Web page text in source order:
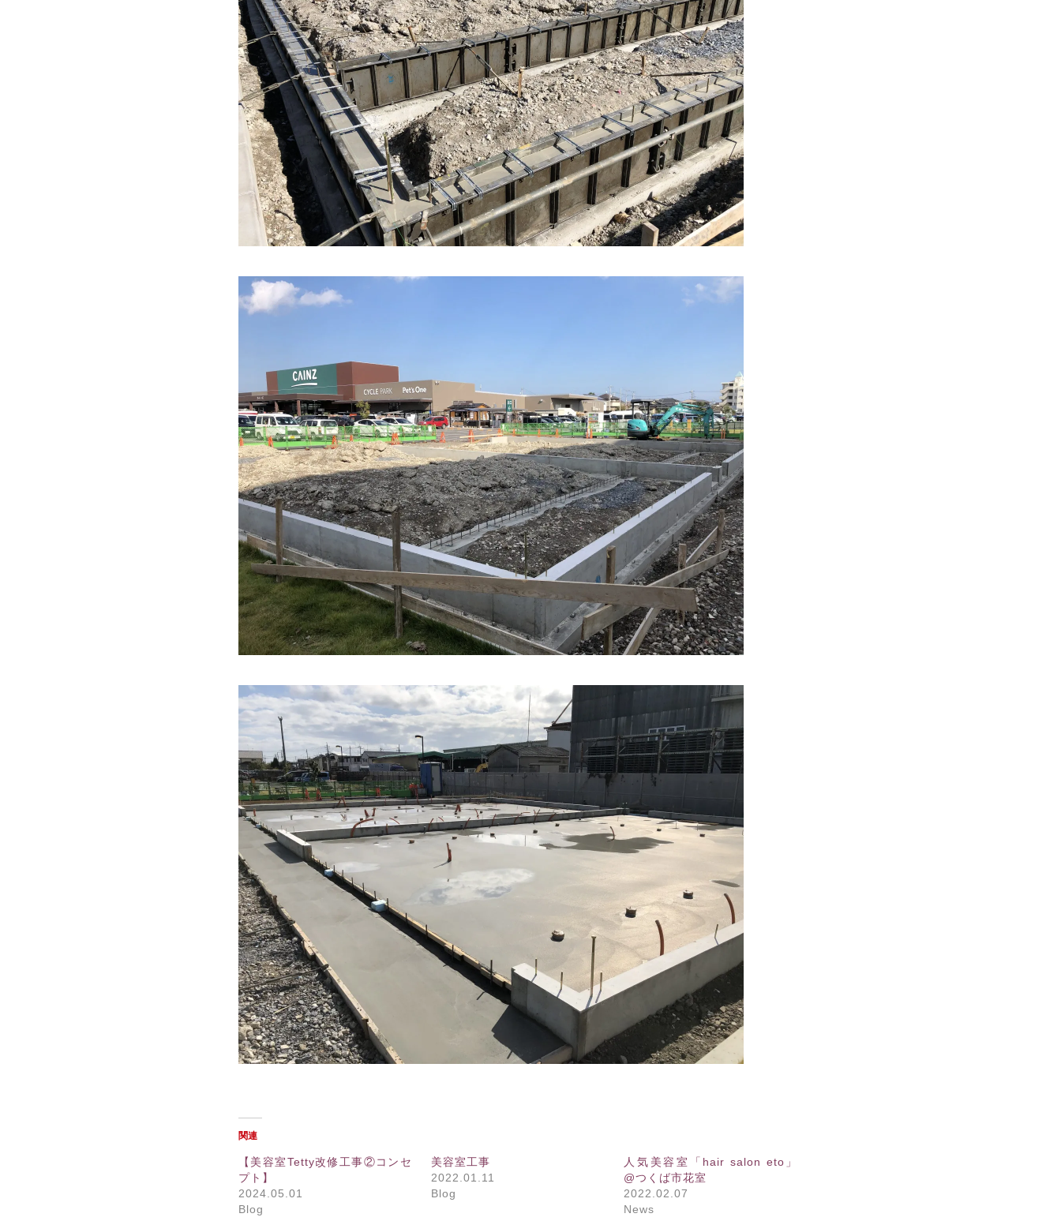
関連
【美容室Tetty改修工事②コンセ
プト】
2024.05.01
Blog
美容室工事
2022.01.11
Blog
人気美容室「hair salon eto」
@つくば市花室
2022.02.07
News